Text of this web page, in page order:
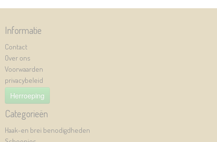
Informatie
Contact
Over ons
Voorwaarden
privacybeleid
Herroeping
Categorieën
Haak-en brei benodigdheden